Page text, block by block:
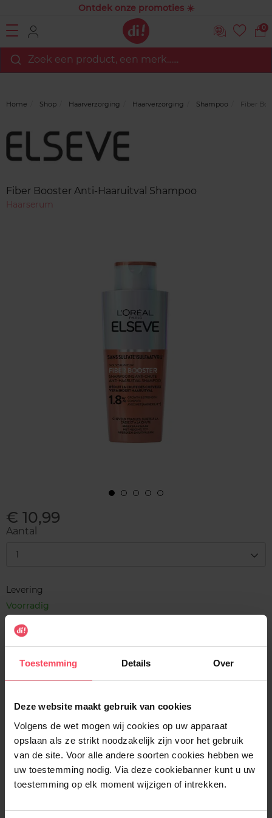
Toestemming Details Over
Deze website maakt gebruik van cookies
Volgens de wet mogen wij cookies op uw apparaat
opslaan als ze strikt noodzakelijk zijn voor het gebruik
van de site. Voor alle andere soorten cookies hebben we
uw toestemming nodig. Via deze cookiebanner kunt u uw
toestemming op elk moment wijzigen of intrekken.
Ontdek onze promoties ☀️
0
Zoek een product, een merk…...
Home Shop Haarverzorging Haarverzorging Shampoo Fiber
Fiber Booster Anti-Haaruitval Shampoo
Haarserum
€ 10,99
Aantal
1
Levering
Voorradig
Gratis levering bij aankoop van min. 35€.
Gratis retour in je winkelpunt
Verzending binnen 24u
Beschrijving